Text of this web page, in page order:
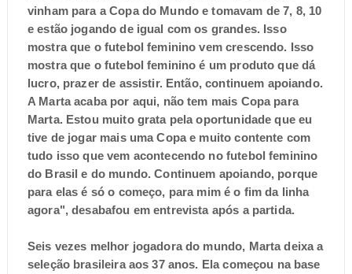
vinham para a Copa do Mundo e tomavam de 7, 8, 10
e estão jogando de igual com os grandes. Isso
mostra que o futebol feminino vem crescendo. Isso
mostra que o futebol feminino é um produto que dá
lucro, prazer de assistir. Então, continuem apoiando.
A Marta acaba por aqui, não tem mais Copa para
Marta. Estou muito grata pela oportunidade que eu
tive de jogar mais uma Copa e muito contente com
tudo isso que vem acontecendo no futebol feminino
do Brasil e do mundo. Continuem apoiando, porque
para elas é só o começo, para mim é o fim da linha
agora", desabafou em entrevista após a partida.
Seis vezes melhor jogadora do mundo, Marta deixa a
seleção brasileira aos 37 anos. Ela começou na base